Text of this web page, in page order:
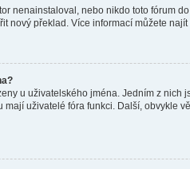
nenainstaloval, nebo nikdo toto fórum
nový překlad. Více informací můžete najít
u uživatelského jména. Jedním z
uživatelé fóra funkci. Další, obvykle